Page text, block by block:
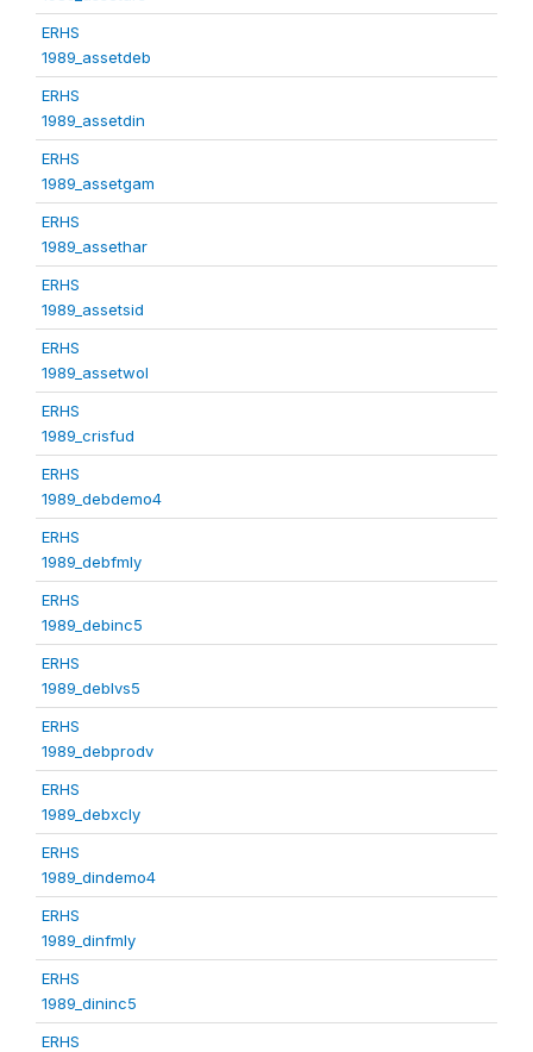
ERHS
1989_assetdeb
ERHS
1989_assetdin
ERHS
1989_assetgam
ERHS
1989_assethar
ERHS
1989_assetsid
ERHS
1989_assetwol
ERHS
1989_crisfud
ERHS
1989_debdemo4
ERHS
1989_debfmly
ERHS
1989_debinc5
ERHS
1989_deblvs5
ERHS
1989_debprodv
ERHS
1989_debxcly
ERHS
1989_dindemo4
ERHS
1989_dinfmly
ERHS
1989_dininc5
ERHS